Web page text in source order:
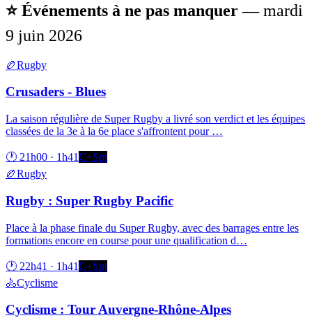
⭐ Événements à ne pas manquer —mardi
9 juin 2026
🏉Rugby
Crusaders - Blues
La saison régulière de Super Rugby a livré son verdict et les équipes
classées de la 3e à la 6e place s'affrontent pour …
🕐 21h00 · 1h41C+Spt
🏉Rugby
Rugby : Super Rugby Pacific
Place à la phase finale du Super Rugby, avec des barrages entre les
formations encore en course pour une qualification d…
🕐 22h41 · 1h41C+Spt
🚴Cyclisme
Cyclisme : Tour Auvergne-Rhône-Alpes